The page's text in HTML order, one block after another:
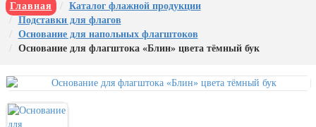
22 августа, День Государственного
флага РФ
День шахтера (последнее
1 сентября, День знаний
3 сентября, День солидарности в
Главная
Каталог флажной продукции
Подставки для флагов
Основание для напольных флагштоков
Основание для флагштока «Блин» цвета тёмный бук